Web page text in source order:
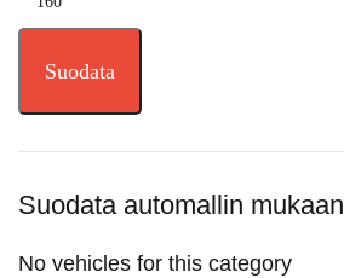
Suodata
Suodata automallin mukaan
No vehicles for this category